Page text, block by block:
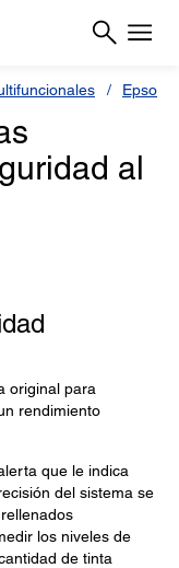
Epson L
al
original para
rendimiento
que le indica
del sistema se
los niveles de
de tinta